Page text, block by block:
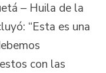
– Huila de la
“Esta es una
con las